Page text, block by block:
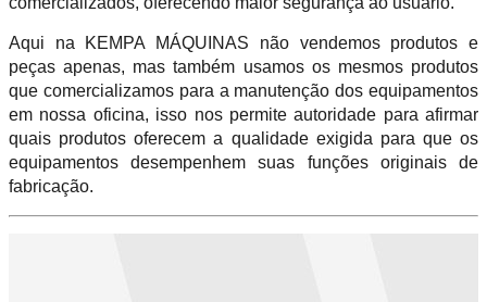
Aqui na KEMPA MÁQUINAS não vendemos produtos e
peças apenas, mas também usamos os mesmos produtos
que comercializamos para a manutenção dos equipamentos
em nossa oficina, isso nos permite autoridade para afirmar
quais produtos oferecem a qualidade exigida para que os
equipamentos desempenhem suas funções originais de
fabricação.